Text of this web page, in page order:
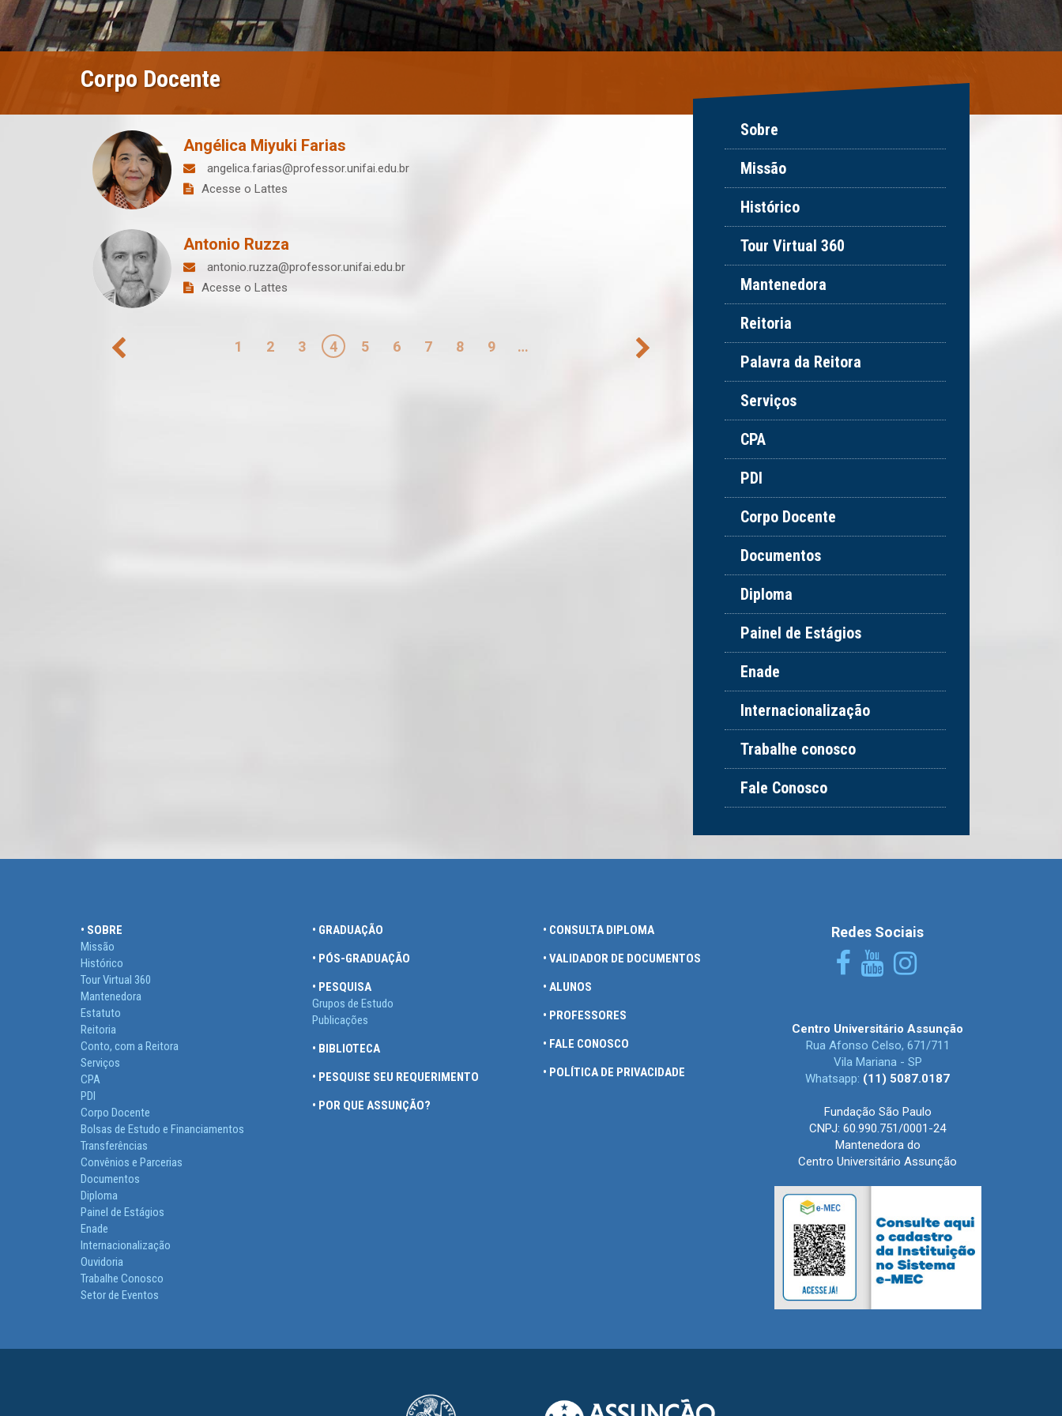
Corpo Docente
Angélica Miyuki Farias
angelica.farias@professor.unifai.edu.br
Acesse o Lattes
Antonio Ruzza
antonio.ruzza@professor.unifai.edu.br
Acesse o Lattes
Paginação 1 2 3 4 5 6 7 8 9 …
Sobre
Missão
Histórico
Tour Virtual 360
Mantenedora
Reitoria
Palavra da Reitora
Serviços
CPA
PDI
Corpo Docente
Documentos
Diploma
Painel de Estágios
Enade
Internacionalização
Trabalhe conosco
Fale Conosco
• SOBRE
Missão
Histórico
Tour Virtual 360
Mantenedora
Estatuto
Reitoria
Conto, com a Reitora
Serviços
CPA
PDI
Corpo Docente
Bolsas de Estudo e Financiamentos
Transferências
Convênios e Parcerias
Documentos
Diploma
Painel de Estágios
Enade
Internacionalização
Ouvidoria
Trabalhe Conosco
Setor de Eventos
• GRADUAÇÃO
• PÓS-GRADUAÇÃO
• PESQUISA
Grupos de Estudo
Publicações
• BIBLIOTECA
• PESQUISE SEU REQUERIMENTO
• POR QUE ASSUNÇÃO?
• CONSULTA DIPLOMA
• VALIDADOR DE DOCUMENTOS
• ALUNOS
• PROFESSORES
• FALE CONOSCO
• POLÍTICA DE PRIVACIDADE
Redes Sociais
Centro Universitário Assunção
Rua Afonso Celso, 671/711
Vila Mariana - SP
Whatsapp: (11) 5087.0187
Fundação São Paulo
CNPJ: 60.990.751/0001-24
Mantenedora do
Centro Universitário Assunção